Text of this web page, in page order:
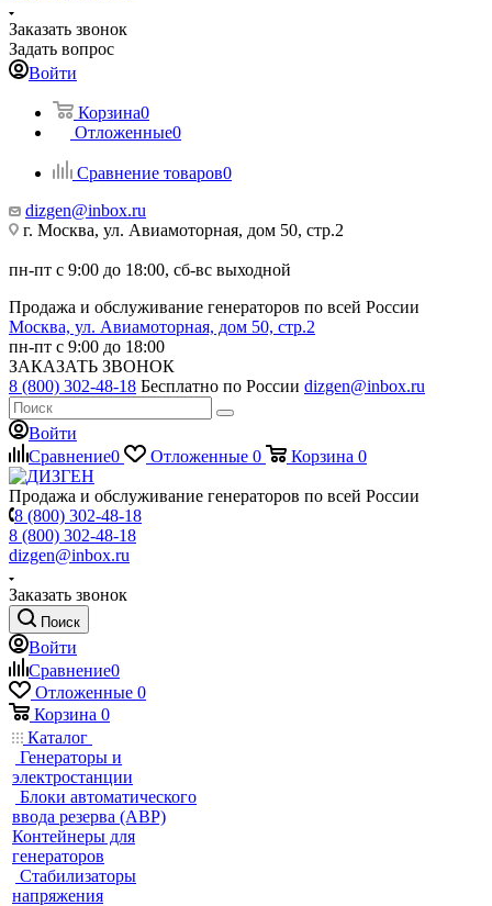
Заказать звонок
Задать вопрос
Войти
Корзина0
Отложенные0
Сравнение товаров0
dizgen@inbox.ru
г. Москва, ул. Авиамоторная, дом 50, стр.2
пн-пт с 9:00 до 18:00, сб-вс выходной
Продажа и обслуживание генераторов по всей России
Москва, ул. Авиамоторная, дом 50, стр.2
пн-пт с 9:00 до 18:00
ЗАКАЗАТЬ ЗВОНОК
8 (800) 302-48-18 Бесплатно по России dizgen@inbox.ru
Войти
Сравнение0 Отложенные 0 Корзина 0
Продажа и обслуживание генераторов по всей России
8 (800) 302-48-18
8 (800) 302-48-18
dizgen@inbox.ru
Заказать звонок
Поиск
Войти
Сравнение0
Отложенные 0
Корзина 0
Каталог
Генераторы и
электростанции
Блоки автоматического
ввода резерва (АВР)
Контейнеры для
генераторов
Стабилизаторы
напряжения